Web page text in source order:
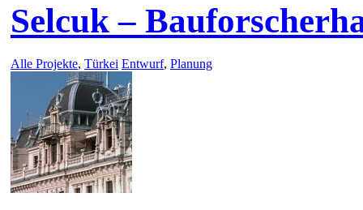
Selcuk –
Alle Projekte, Türkei Entwurf, Planung